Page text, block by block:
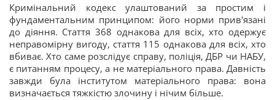
Кримінальний кодекс улаштований за простим і
фундаментальним принципом: його норми прив'язані
до діяння. Стаття 368 однакова для всіх, хто одержує
неправомірну вигоду, стаття 115 однакова для всіх, хто
вбиває. Хто саме розслідує справу, поліція, ДБР чи НАБУ,
є питанням процесу, а не матеріального права. Давність
завжди була інститутом матеріального права: вона
визначається тяжкістю злочину і нічим більше.